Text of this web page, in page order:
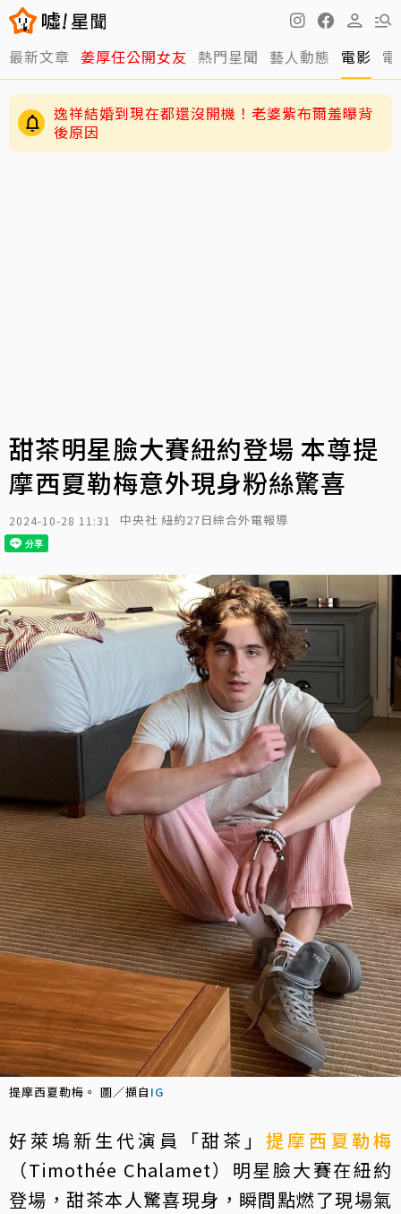
最新文章 姜厚任公開女友 熱門星聞 藝人動態 電影
逸祥結婚到現在都還沒開機！老婆紫布爾羞曝背
後原因
甜茶明星臉大賽紐約登場 本尊提
摩西夏勒梅意外現身粉絲驚喜
2024-10-28 11:31 中央社 紐約27日綜合外電報導
提摩西夏勒梅。 圖／擷自 IG
好萊塢新生代演員「甜茶」提摩西夏勒梅
（Timothée Chalamet）明星臉大賽在紐約
登場，甜茶本人驚喜現身，瞬間點燃了現場氣